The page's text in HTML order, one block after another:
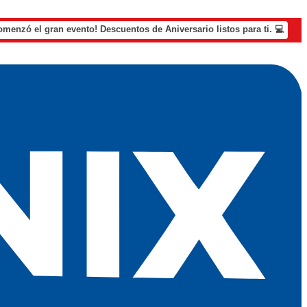
el gran evento! Descuentos de Aniversario listos para ti. 💻